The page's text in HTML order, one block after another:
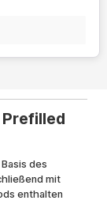
des
mit
enthalten